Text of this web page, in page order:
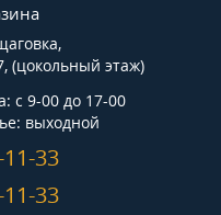
(цокольный этаж)
с 9-00 до 17-00
выходной
33
33